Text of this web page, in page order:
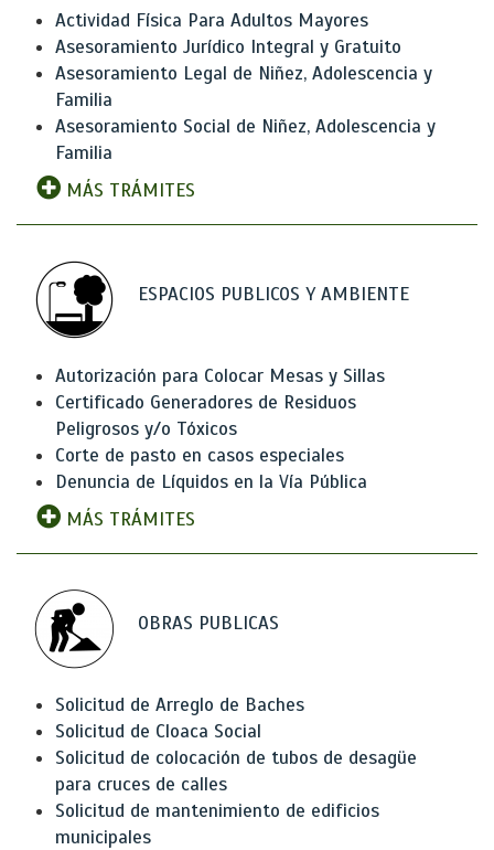
Actividad Física Para Adultos Mayores
Asesoramiento Jurídico Integral y Gratuito
Asesoramiento Legal de Niñez, Adolescencia y
Familia
Asesoramiento Social de Niñez, Adolescencia y
Familia
MÁS TRÁMITES
ESPACIOS PUBLICOS Y AMBIENTE
Autorización para Colocar Mesas y Sillas
Certificado Generadores de Residuos
Peligrosos y/o Tóxicos
Corte de pasto en casos especiales
Denuncia de Líquidos en la Vía Pública
MÁS TRÁMITES
OBRAS PUBLICAS
Solicitud de Arreglo de Baches
Solicitud de Cloaca Social
Solicitud de colocación de tubos de desagüe
para cruces de calles
Solicitud de mantenimiento de edificios
municipales